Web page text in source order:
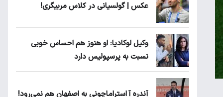
عکس | گولسیانی در کلاس مربیگری!
وکیل لوکادیا: او هنوز هم احساس خوبی
نسبت به پرسپولیس دارد
آندره آ استراماچونی به اصفهان هم نمی‌رود!